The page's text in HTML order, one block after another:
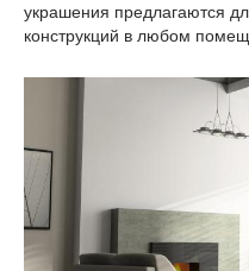
украшения предлагаются
конструкций в любом